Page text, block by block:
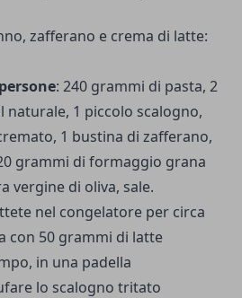
zafferano e crema di latte:
: 240 grammi di pasta, 2
naturale, 1 piccolo scalogno,
1 bustina di zafferano,
grammi di formaggio grana
vergine di oliva, sale.
nel congelatore per circa
con 50 grammi di latte
in una padella
lo scalogno tritato